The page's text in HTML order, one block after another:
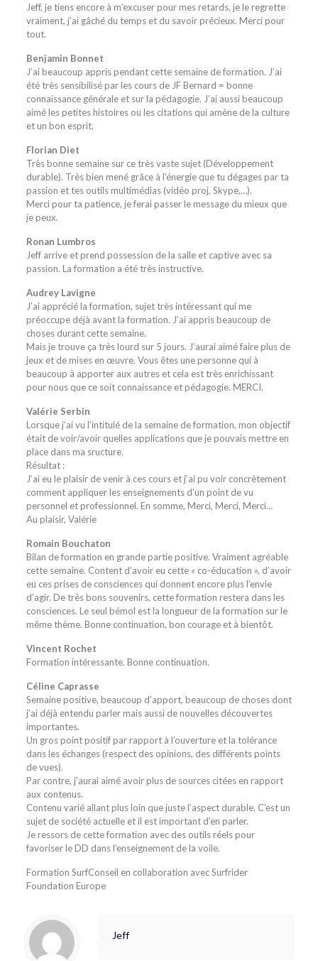
Jeff, je tiens encore à m’excuser pour mes retards, je le regrette
vraiment, j’ai gâché du temps et du savoir précieux. Merci pour
tout.
Benjamin Bonnet
J’ai beaucoup appris pendant cette semaine de formation. J’ai
été très sensibilisé par les cours de JF Bernard = bonne
connaissance générale et sur la pédagogie. J’ai aussi beaucoup
aimé les petites histoires ou les citations qui amène de la culture
et un bon esprit.
Florian Diet
Très bonne semaine sur ce très vaste sujet (Développement
durable). Très bien mené grâce à l’énergie que tu dégages par ta
passion et tes outils multimédias (vidéo proj, Skype,…).
Merci pour ta patience, je ferai passer le message du mieux que
je peux.
Ronan Lumbros
Jeff arrive et prend possession de la salle et captive avec sa
passion. La formation a été très instructive.
Audrey Lavigne
J’ai apprécié la formation, sujet très intéressant qui me
préoccupe déjà avant la formation. J’ai appris beaucoup de
choses durant cette semaine.
Mais je trouve ça très lourd sur 5 jours. J’aurai aimé faire plus de
jeux et de mises en œuvre. Vous êtes une personne qui à
beaucoup à apporter aux autres et cela est très enrichissant
pour nous que ce soit connaissance et pédagogie. MERCI.
Valérie Serbin
Lorsque j’ai vu l’intitulé de la semaine de formation, mon objectif
était de voir/avoir quelles applications que je pouvais mettre en
place dans ma sructure.
Résultat :
J’ai eu le plaisir de venir à ces cours et j’ai pu voir concrètement
comment appliquer les enseignements d’un point de vu
personnel et professionnel. En somme, Merci, Merci, Merci…
Au plaisir, Valérie
Romain Bouchaton
Bilan de formation en grande partie positive. Vraiment agréable
cette semaine. Content d’avoir eu cette « co-éducation », d’avoir
eu ces prises de consciences qui donnent encore plus l’envie
d’agir. De très bons souvenirs, cette formation restera dans les
consciences. Le seul bémol est la longueur de la formation sur le
même thème. Bonne continuation, bon courage et à bientôt.
Vincent Rochet
Formation intéressante. Bonne continuation.
Céline Caprasse
Semaine positive, beaucoup d’apport, beaucoup de choses dont
j’ai déjà entendu parler mais aussi de nouvelles découvertes
importantes.
Un gros point positif par rapport à l’ouverture et la tolérance
dans les échanges (respect des opinions, des différents points
de vues).
Par contre, j’aurai aimé avoir plus de sources citées en rapport
aux contenus.
Contenu varié allant plus loin que juste l’aspect durable. C’est un
sujet de société actuelle et il est important d’en parler.
Je ressors de cette formation avec des outils réels pour
favoriser le DD dans l’enseignement de la voile.
Formation SurfConseil en collaboration avec Surfrider
Foundation Europe
Jeff